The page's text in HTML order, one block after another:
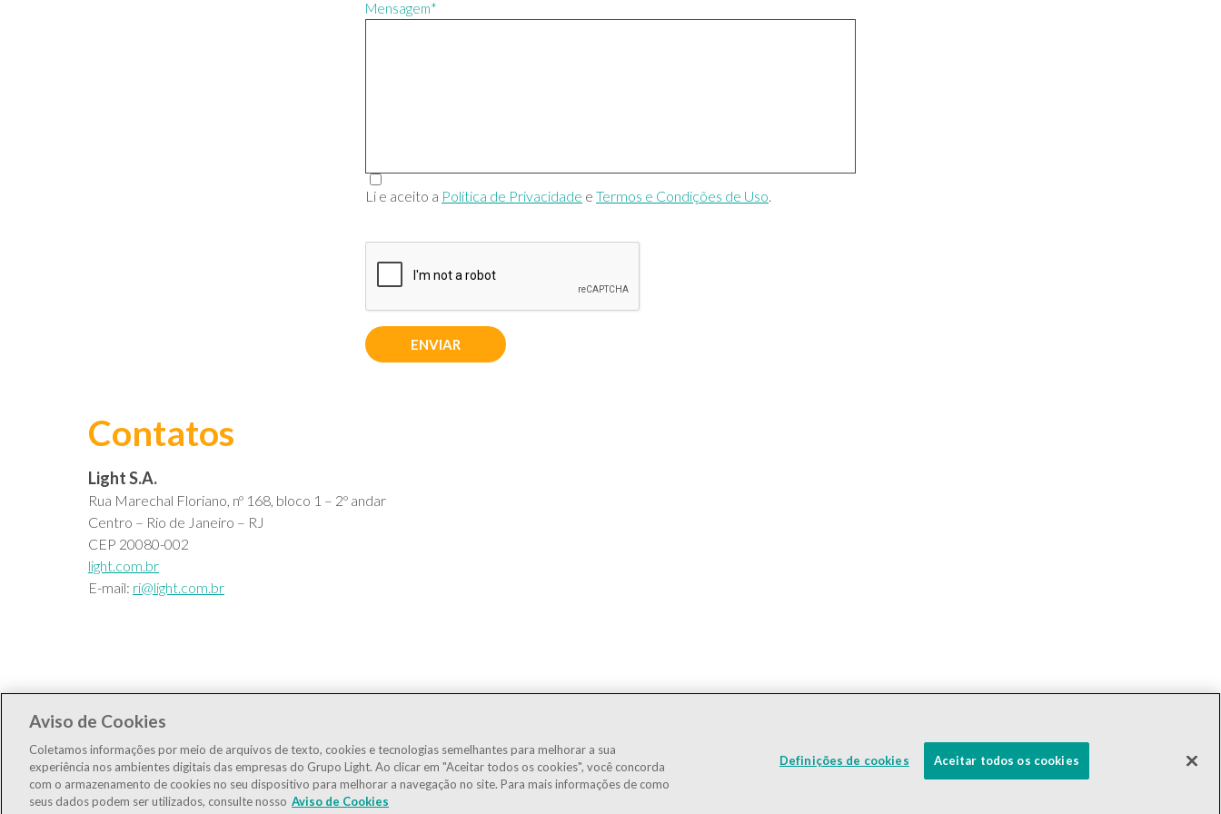
Mensagem*
Li e aceito a Política de Privacidade e Termos e Condições de Uso.
ENVIAR
Contatos
Light S.A.
Rua Marechal Floriano, nº 168, bloco 1 – 2º andar
Centro – Rio de Janeiro – RJ
CEP 20080-002
light.com.br
E-mail: ri@light.com.br
LIGT3 R$3,10 0,00%
Aviso de Cookies
Coletamos informações por meio de arquivos de texto, cookies e tecnologias semelhantes para melhorar a sua
experiência nos ambientes digitais das empresas do Grupo Light. Ao clicar em "Aceitar todos os cookies", você concorda
com o armazenamento de cookies no seu dispositivo para melhorar a navegação no site. Para mais informações de como
seus dados podem ser utilizados, consulte nosso Aviso de Cookies
Definições de cookies Aceitar todos os cookies